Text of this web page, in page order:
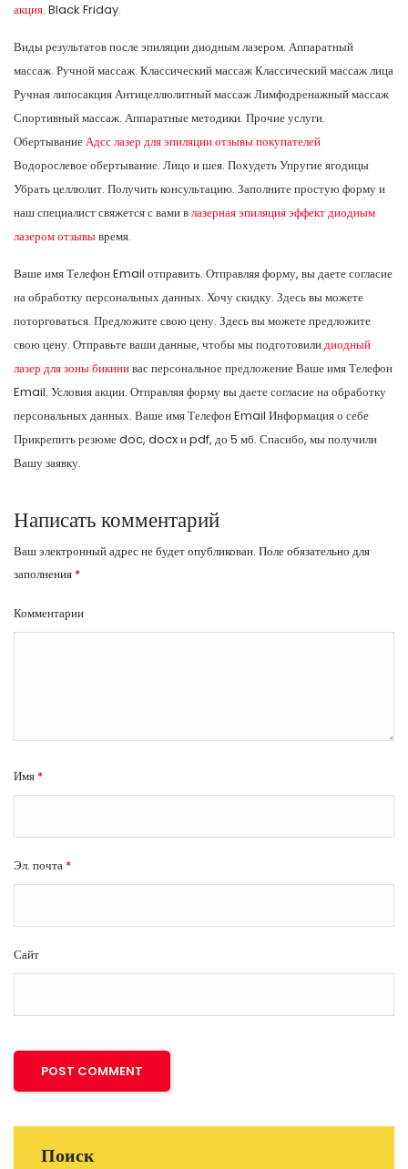
акция. Black Friday.
Виды результатов после эпиляции диодным лазером. Аппаратный
массаж. Ручной массаж. Классический массаж Классический массаж лица
Ручная липосакция Антицеллюлитный массаж Лимфодренажный массаж
Спортивный массаж. Аппаратные методики. Прочие услуги.
ОбертываниеАдсс лазер для эпиляции отзывы покупателей
Водорослевое обертывание. Лицо и шея. Похудеть Упругие ягодицы
Убрать целлюлит. Получить консультацию. Заполните простую форму и
наш специалист свяжется с вами влазерная эпиляция эффект диодным
лазером отзывывремя.
Ваше имя Телефон Email отправить. Отправляя форму, вы даете согласие
на обработку персональных данных. Хочу скидку. Здесь вы можете
поторговаться. Предложите свою цену. Здесь вы можете предложите
свою цену. Отправьте ваши данные, чтобы мы подготовилидиодный
лазер для зоны бикинивас персональное предложение Ваше имя Телефон
Email. Условия акции. Отправляя форму вы даете согласие на обработку
персональных данных. Ваше имя Телефон Email Информация о себе
Прикрепить резюме doc, docx и pdf, до 5 мб. Спасибо, мы получили
Вашу заявку.
Написать комментарий
Ваш электронный адрес не будет опубликован. Поле обязательно для
заполнения *
Комментарии
Имя *
Эл. почта *
Сайт
Поиск